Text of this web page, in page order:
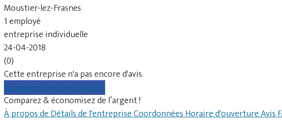
Moustier-lez-Frasnes
1 employé
entreprise individuelle
24-04-2018
(0)
Cette entreprise n'a pas encore d'avis.
Comparer les devis gratuits
Comparez & économisez de l’argent !
À propos deDétails de l'entrepriseCoordonnéesHoraire d'ouvertureAvis